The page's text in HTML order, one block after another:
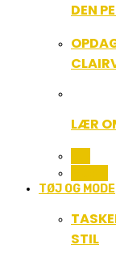
DEN
LÆR
TØJ OG MODE
STIL